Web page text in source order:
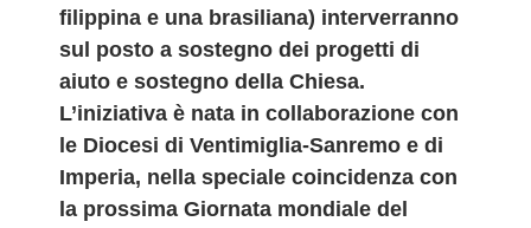
filippina e una brasiliana) interverranno
sul posto a sostegno dei progetti di
aiuto e sostegno della Chiesa.
L’iniziativa è nata in collaborazione con
le Diocesi di Ventimiglia-Sanremo e di
Imperia, nella speciale coincidenza con
la prossima Giornata mondiale del